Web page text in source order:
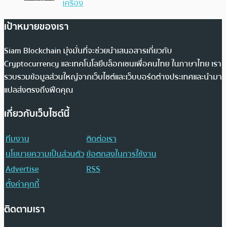
เครื่อง
เป้าหมายของเรา
Siam Blockchain มุ่งมั่นที่จะช่วยนำเสนอสารเกี่ยวกับ
Cryptocurrency และเทคโนโลยีบล็อกเชนเพื่อคนไทย ในภาษาไทย เรา
รวบรวมข้อมูลส่วนใหญ่จากเว็บไซต์และเว็บบอร์ดต่างประเทศและนำมา
แปลส่งตรงถึงฟีดคุณ
เกี่ยวกับเว็บไซต์นี้
ทีมงาน
ติดต่อเรา
นโยบายความเป็นส่วนตัวข้อตกลงในการใช้งาน
Advertise
RSS
ตั้งค่าคุกกี้
ติดตามเรา